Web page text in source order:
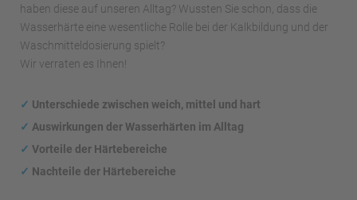
haben diese auf unseren Alltag? Wussten Sie schon, dass die
Wasserhärte eine wesentliche Rolle bei der Kalkbildung und der
Waschmitteldosierung spielt?
Wir verraten es Ihnen!
✓ Unterschiede zwischen weich, mittel und hart
✓ Auswirkungen der Wasserhärten im Alltag
✓ Vorteile der Härtebereiche
✓ Nachteile der Härtebereiche